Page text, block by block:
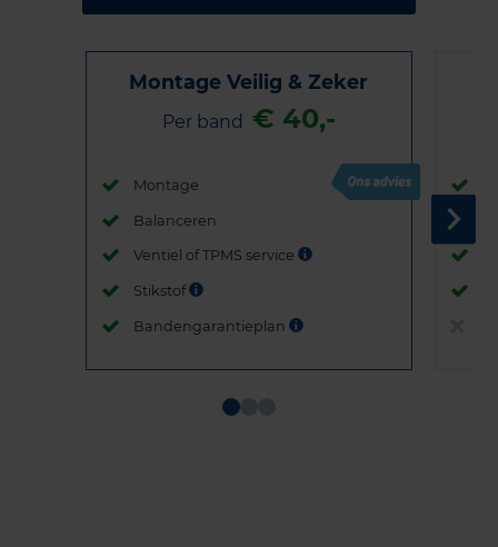
Montage Veilig & Zeker
Per band € 40,-
Montage
Balanceren
Ventiel of TPMS service
Stikstof
Bandengarantieplan